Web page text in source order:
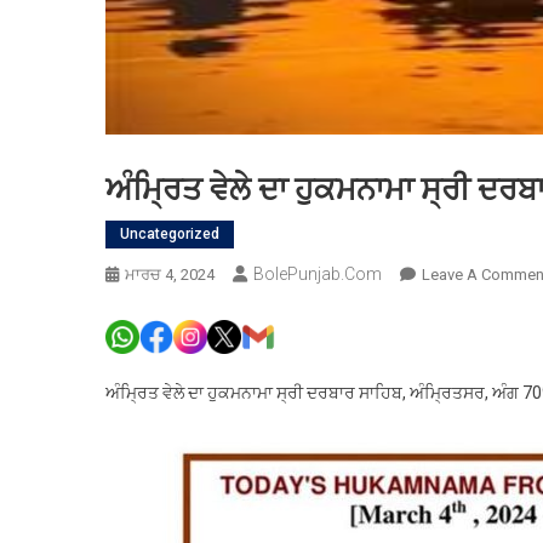
ਅੰਮ੍ਰਿਤ ਵੇਲੇ ਦਾ ਹੁਕਮਨਾਮਾ ਸ੍ਰੀ
Uncategorized
ਮਾਰਚ 4, 2024 BolePunjab.com Leave A
ਅੰਮ੍ਰਿਤ ਵੇਲੇ ਦਾ ਹੁਕਮਨਾਮਾ ਸ੍ਰੀ ਦਰਬਾਰ ਸਾਹਿਬ, ਅੰਮ੍ਰਿਤਸਰ, ਅੰਗ